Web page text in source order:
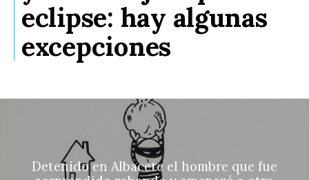
eclipse: hay algunas
excepciones
Detenido en Albacete el hombre que fue